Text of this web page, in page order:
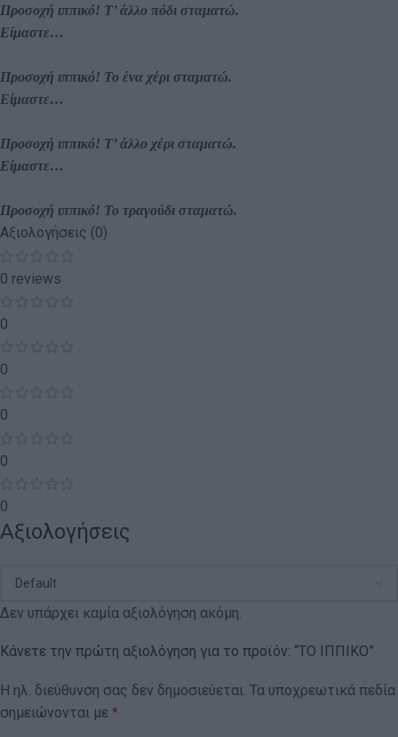
Προσοχή ιππικό! Τ’ άλλο πόδι σταματώ.
Είμαστε…
Προσοχή ιππικό! Το ένα χέρι σταματώ.
Είμαστε…
Προσοχή ιππικό! Τ’ άλλο χέρι σταματώ.
Είμαστε…
Προσοχή ιππικό! Το τραγούδι σταματώ.
Αξιολογήσεις (0)
0 reviews
0
0
0
0
0
Αξιολογήσεις
Δεν υπάρχει καμία αξιολόγηση ακόμη.
Κάνετε την πρώτη αξιολόγηση για το προϊόν: “ΤΟ ΙΠΠΙΚΟ”
Η ηλ. διεύθυνση σας δεν δημοσιεύεται. Τα υποχρεωτικά πεδία
σημειώνονται με *